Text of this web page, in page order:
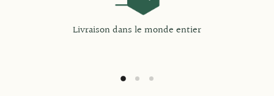
Livraison dans le monde entier